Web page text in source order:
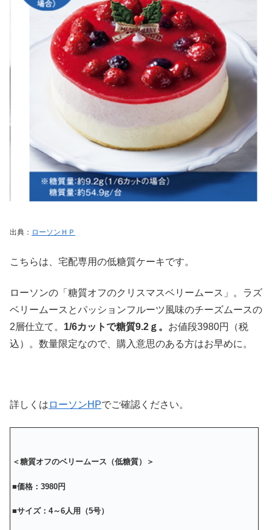
出典： ローソンＨＰ
こちらは、宅配専用の低糖質ケーキです。
ローソンの「糖質オフのクリスマスベリームース」。ラズ
ベリームースとパッションフルーツ風味のチーズムースの
2層仕立て。 1/6カットで糖質9.2ｇ。 お値段3980円（税
込）。数量限定なので、購入意思のある方はお早めに。
詳しくは ローソンHPでご確認ください。
＜糖質オフのベリームース（低糖質）＞
■価格：3980円
■サイズ：4～6人用（5号）